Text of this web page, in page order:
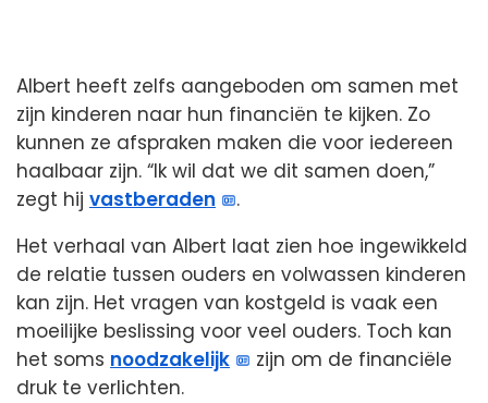
Albert heeft zelfs aangeboden om samen met
zijn kinderen naar hun financiën te kijken. Zo
kunnen ze afspraken maken die voor iedereen
haalbaar zijn. “Ik wil dat we dit samen doen,”
zegt hij vastberaden
.
Het verhaal van Albert laat zien hoe ingewikkeld
de relatie tussen ouders en volwassen kinderen
kan zijn. Het vragen van kostgeld is vaak een
moeilijke beslissing voor veel ouders. Toch kan
het soms noodzakelijk
zijn om de financiële
druk te verlichten.